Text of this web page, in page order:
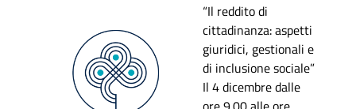
“Il reddito di
cittadinanza: aspetti
giuridici, gestionali e
di inclusione sociale”
Il 4 dicembre dalle